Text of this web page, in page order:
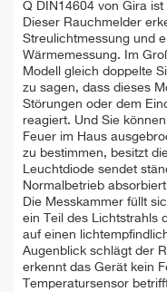
Q DIN14604 von Gira
Dieser Rauchmelder
Streulichtmessung und
Wärmemessung. Im
Modell gleich doppelte
zu sagen, dass dieses
Störungen oder dem
reagiert. Und Sie
Feuer im Haus
zu bestimmen, besitzt
Leuchtdiode sendet
Normalbetrieb
Die Messkammer füllt
ein Teil des Lichtstrahls
auf einen
Augenblick schlägt der
erkennt das Gerät kein
Temperatursensor